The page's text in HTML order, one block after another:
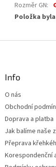
Rozměr GN:
Položka
Info
O nás
Obchodní
Doprava a platba
Jak balíme naše
Přeprava
Korespondenční